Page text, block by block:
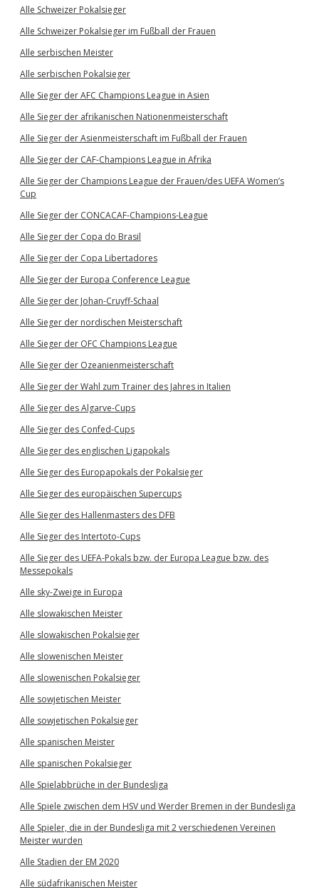
Alle Schweizer Pokalsieger
Alle Schweizer Pokalsieger im Fußball der Frauen
Alle serbischen Meister
Alle serbischen Pokalsieger
Alle Sieger der AFC Champions League in Asien
Alle Sieger der afrikanischen Nationenmeisterschaft
Alle Sieger der Asienmeisterschaft im Fußball der Frauen
Alle Sieger der CAF-Champions League in Afrika
Alle Sieger der Champions League der Frauen/des UEFA Women’s
Cup
Alle Sieger der CONCACAF-Champions-League
Alle Sieger der Copa do Brasil
Alle Sieger der Copa Libertadores
Alle Sieger der Europa Conference League
Alle Sieger der Johan-Cruyff-Schaal
Alle Sieger der nordischen Meisterschaft
Alle Sieger der OFC Champions League
Alle Sieger der Ozeanienmeisterschaft
Alle Sieger der Wahl zum Trainer des Jahres in Italien
Alle Sieger des Algarve-Cups
Alle Sieger des Confed-Cups
Alle Sieger des englischen Ligapokals
Alle Sieger des Europapokals der Pokalsieger
Alle Sieger des europäischen Supercups
Alle Sieger des Hallenmasters des DFB
Alle Sieger des Intertoto-Cups
Alle Sieger des UEFA-Pokals bzw. der Europa League bzw. des
Messepokals
Alle sky-Zweige in Europa
Alle slowakischen Meister
Alle slowakischen Pokalsieger
Alle slowenischen Meister
Alle slowenischen Pokalsieger
Alle sowjetischen Meister
Alle sowjetischen Pokalsieger
Alle spanischen Meister
Alle spanischen Pokalsieger
Alle Spielabbrüche in der Bundesliga
Alle Spiele zwischen dem HSV und Werder Bremen in der Bundesliga
Alle Spieler, die in der Bundesliga mit 2 verschiedenen Vereinen
Meister wurden
Alle Stadien der EM 2020
Alle südafrikanischen Meister